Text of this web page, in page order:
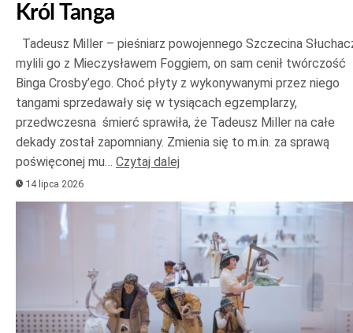
Król Tanga
Tadeusz Miller – pieśniarz powojennego Szczecina
mylili go z Mieczysławem Foggiem, on sam cenił twórczość
Binga Crosby’ego. Choć płyty z wykonywanymi przez niego
tangami sprzedawały się w tysiącach egzemplarzy,
przedwczesna śmierć sprawiła, że Tadeusz Miller na całe
dekady został zapomniany. Zmienia się to m.in. za sprawą
poświęconej mu… Czytaj dalej
14 lipca 2026
Odtwarzacz